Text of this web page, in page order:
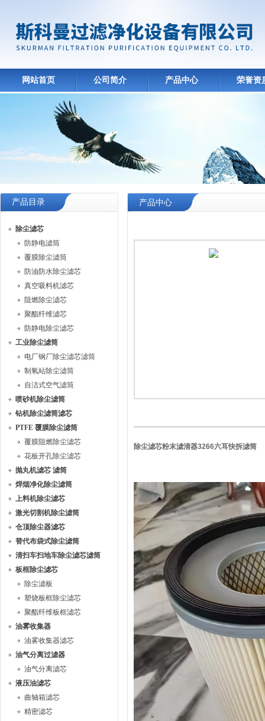
网站首页 公司简介 产品中心 荣誉资
产品目录
除尘滤芯
防静电滤筒
覆膜除尘滤筒
防油防水除尘滤芯
真空吸料机滤芯
阻燃除尘滤芯
聚酯纤维滤芯
防静电除尘滤芯
工业除尘滤筒
电厂钢厂除尘滤芯滤筒
制氧站除尘滤筒
自洁式空气滤筒
喷砂机除尘滤筒
钻机除尘滤筒滤芯
PTFE 覆膜除尘滤筒
覆膜阻燃除尘滤芯
花板开孔除尘滤芯
抛丸机滤芯 滤筒
焊烟净化除尘滤筒
上料机除尘滤芯
激光切割机除尘滤筒
仓顶除尘器滤芯
替代布袋式除尘滤筒
清扫车扫地车除尘滤芯滤筒
板框除尘滤芯
除尘滤板
塑烧板框除尘滤芯
聚酯纤维板框滤芯
油雾收集器
油雾收集器滤芯
油气分离过滤器
油气分离滤芯
液压油滤芯
曲轴箱滤芯
精密滤芯
产品中心
除尘滤芯粉末滤清器3266六耳快拆滤筒